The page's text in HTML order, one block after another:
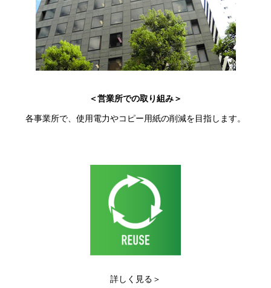
＜営業所での取り組み＞
各事業所で、使用電力やコピー用紙の削減を目指します。
詳しく見る＞